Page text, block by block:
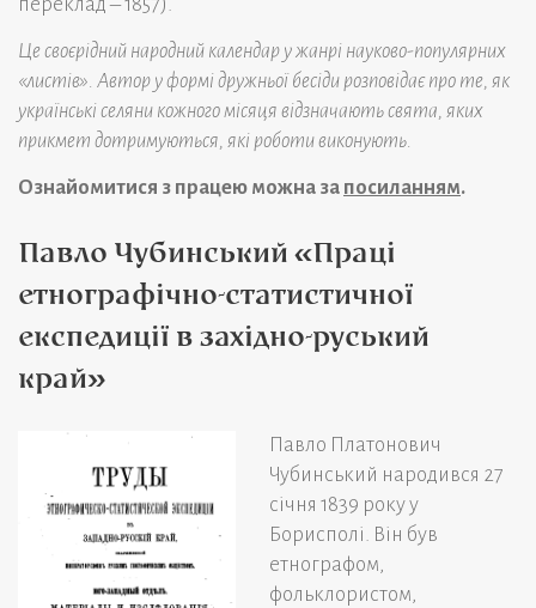
Це своєрідний народний календар у жанрі науково-популярних
«листів». Автор у формі дружньої бесіди розповідає про те, як
українські селяни кожного місяця відзначають свята, яких
прикмет дотримуються, які роботи виконують.
Ознайомитися з працею можна за посиланням.
Павло Чубинський «Праці
етнографічно-статистичної
експедиції в західно-руський
край»
Павло Платонович
Чубинський народився 27
січня 1839 року у
Борисполі. Він був
етнографом,
фольклористом,